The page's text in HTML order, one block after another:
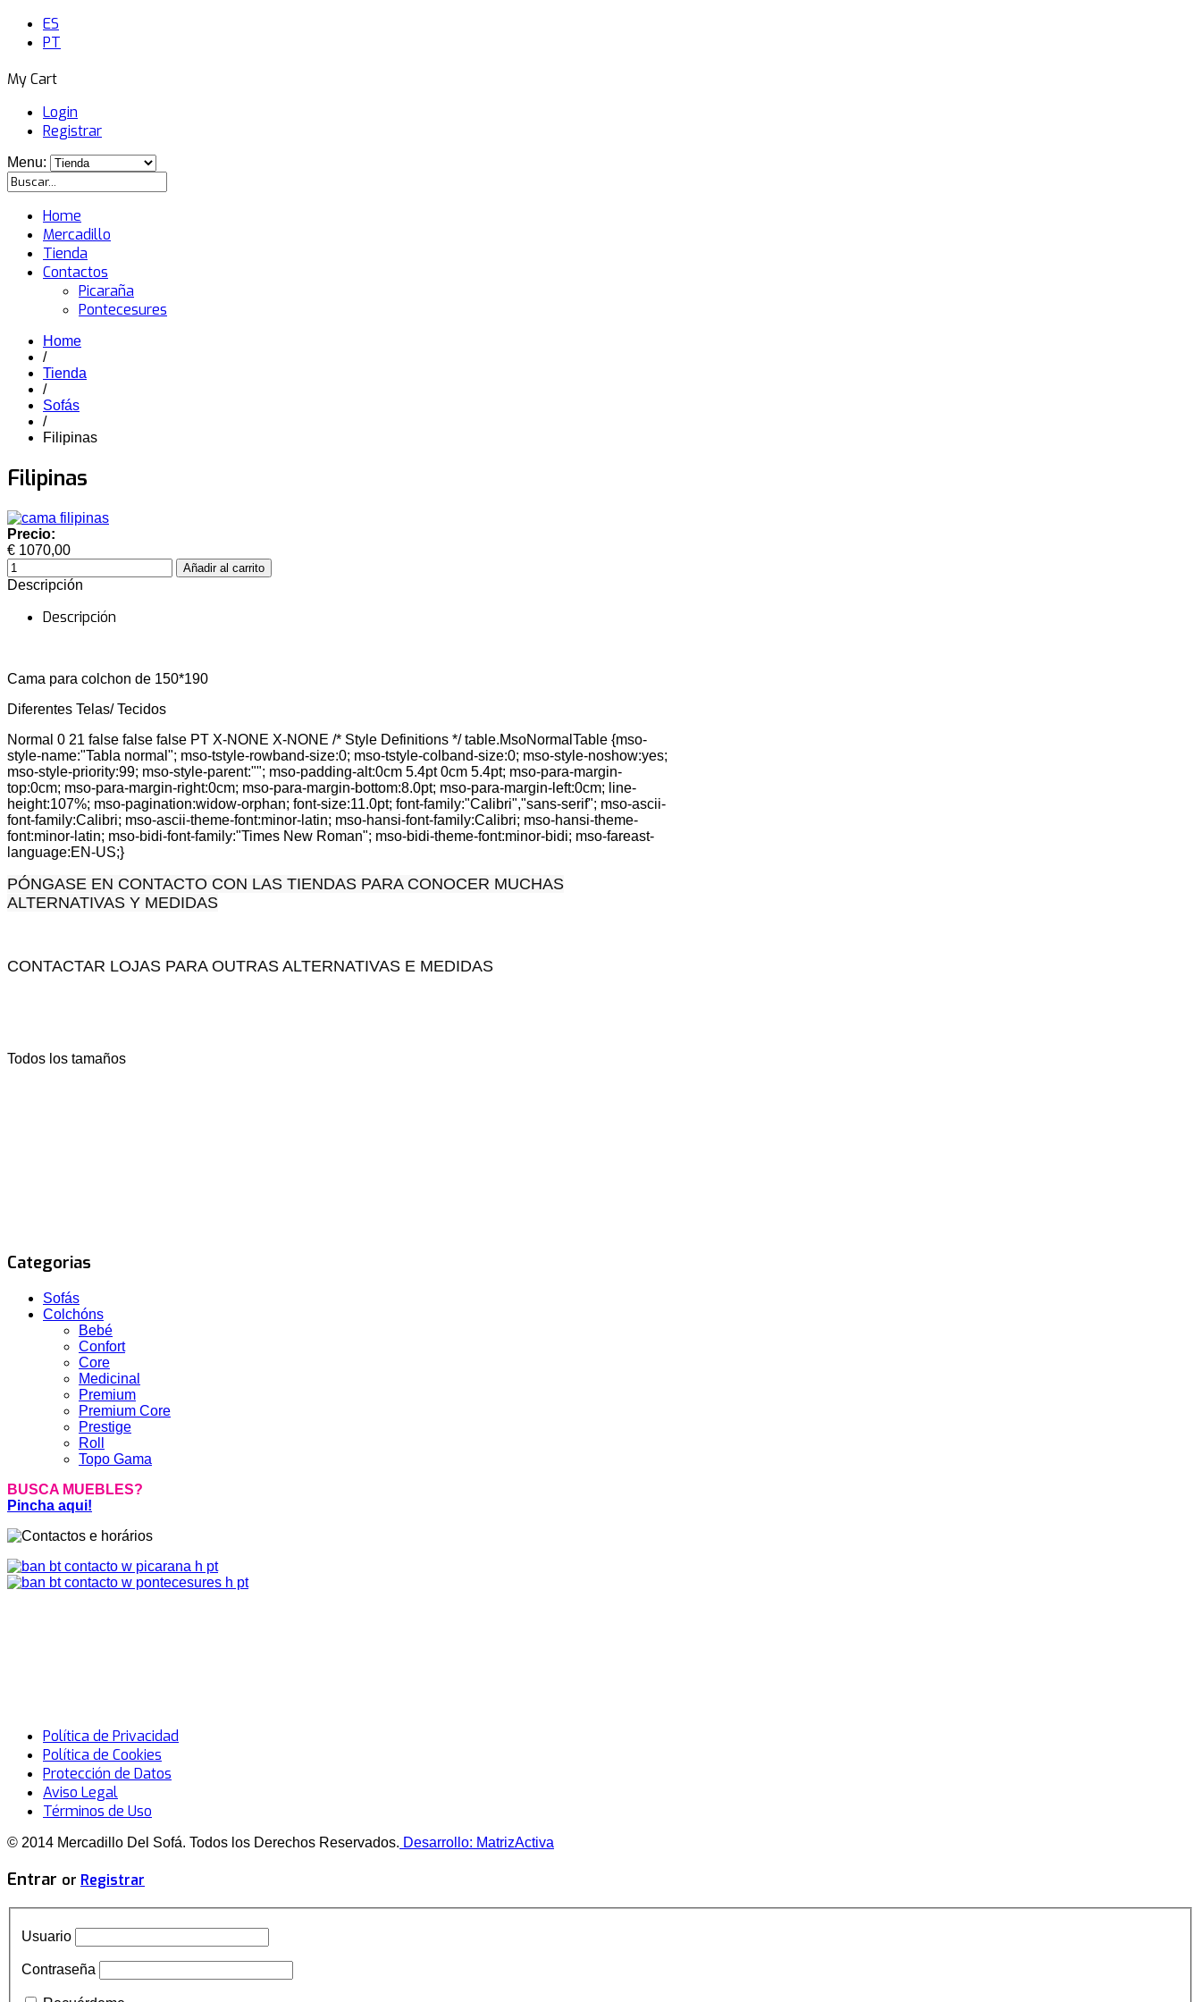
ES
PT
My Cart
Login
Registrar
Menu:
Home
Mercadillo
Tienda
Contactos
Picaraña
Pontecesures
Home
/
Tienda
/
Sofás
/
Filipinas
Filipinas
Precio:
€ 1070,00
Descripción
Descripción
Cama para colchon de 150*190
Diferentes Telas/ Tecidos
Normal 0 21 false false false PT X-NONE X-NONE /* Style Definitions */ table.MsoNormalTable {mso-
style-name:"Tabla normal"; mso-tstyle-rowband-size:0; mso-tstyle-colband-size:0; mso-style-noshow:yes;
mso-style-priority:99; mso-style-parent:""; mso-padding-alt:0cm 5.4pt 0cm 5.4pt; mso-para-margin-
top:0cm; mso-para-margin-right:0cm; mso-para-margin-bottom:8.0pt; mso-para-margin-left:0cm; line-
height:107%; mso-pagination:widow-orphan; font-size:11.0pt; font-family:"Calibri","sans-serif"; mso-ascii-
font-family:Calibri; mso-ascii-theme-font:minor-latin; mso-hansi-font-family:Calibri; mso-hansi-theme-
font:minor-latin; mso-bidi-font-family:"Times New Roman"; mso-bidi-theme-font:minor-bidi; mso-fareast-
language:EN-US;}
PÓNGASE EN CONTACTO CON LAS TIENDAS PARA CONOCER MUCHAS
ALTERNATIVAS Y MEDIDAS
CONTACTAR LOJAS PARA OUTRAS ALTERNATIVAS E MEDIDAS
Todos los tamaños
Categorias
Sofás
Colchóns
Bebé
Confort
Core
Medicinal
Premium
Premium Core
Prestige
Roll
Topo Gama
BUSCA MUEBLES?
Pincha aqui!
Política de Privacidad
Política de Cookies
Protección de Datos
Aviso Legal
Términos de Uso
© 2014 Mercadillo Del Sofá. Todos los Derechos Reservados. Desarrollo: MatrizActiva
Entrar or Registrar
Usuario
Contraseña